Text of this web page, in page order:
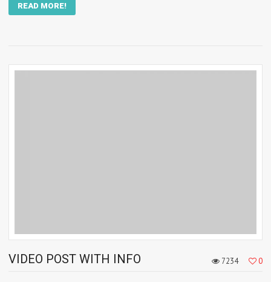
READ MORE!
VIDEO POST WITH INFO 7234 0